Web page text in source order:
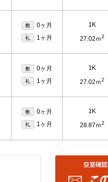
敷 0ヶ月
礼 1ヶ月
1K
27.02ｍ2
敷 0ヶ月
礼 1ヶ月
1K
27.02ｍ2
敷 0ヶ月
礼 1ヶ月
1K
28.87ｍ2